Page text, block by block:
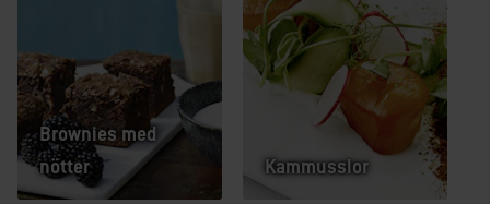
Brownies med
nötter
Kammusslor